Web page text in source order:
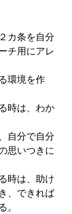
カ条を自分
チ用にアレ
環境を作
時は、わか
自分で自分
思いつきに
時は、助け
、できれば
。